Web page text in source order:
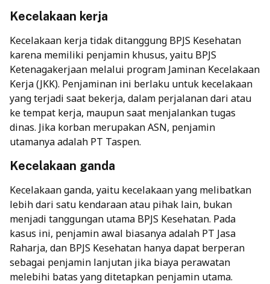
Kecelakaan kerja
Kecelakaan kerja tidak ditanggung BPJS Kesehatan
karena memiliki penjamin khusus, yaitu BPJS
Ketenagakerjaan melalui program Jaminan Kecelakaan
Kerja (JKK). Penjaminan ini berlaku untuk kecelakaan
yang terjadi saat bekerja, dalam perjalanan dari atau
ke tempat kerja, maupun saat menjalankan tugas
dinas. Jika korban merupakan ASN, penjamin
utamanya adalah PT Taspen.
Kecelakaan ganda
Kecelakaan ganda, yaitu kecelakaan yang melibatkan
lebih dari satu kendaraan atau pihak lain, bukan
menjadi tanggungan utama BPJS Kesehatan. Pada
kasus ini, penjamin awal biasanya adalah PT Jasa
Raharja, dan BPJS Kesehatan hanya dapat berperan
sebagai penjamin lanjutan jika biaya perawatan
melebihi batas yang ditetapkan penjamin utama.